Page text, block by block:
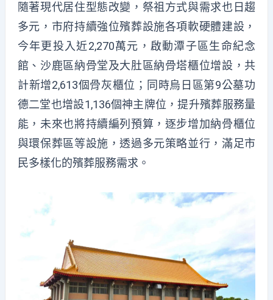
隨著現代居住型態改變，祭祖方式與需求也日趨
多元，市府持續強位殯葬設施各項軟硬體建設，
今年更投入近2,270萬元，啟動潭子區生命紀念
館、沙鹿區納骨堂及大肚區納骨塔櫃位增設，共
計新增2,613個骨灰櫃位；同時烏日區第9公墓功
德二堂也增設1,136個神主牌位，提升殯葬服務量
能，未來也將持續編列預算，逐步增加納骨櫃位
與環保葬區等設施，透過多元策略並行，滿足市
民多樣化的殯葬服務需求。